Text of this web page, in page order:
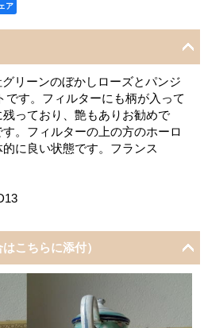
ア
リーンのぼかしローズとパンジ
です。フィルターにも柄が入って
っており、艶もありお勧めで
。フィルターの上の方のホーロ
に良い状態です。フランス
こちらに添付）